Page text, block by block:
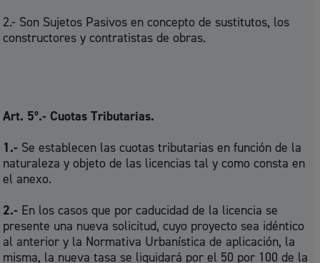
2.- Son Sujetos Pasivos en concepto de sustitutos, los
constructores y contratistas de obras.
Art. 5º.- Cuotas Tributarias.
1.- Se establecen las cuotas tributarias en función de la
naturaleza y objeto de las licencias tal y como consta en
el anexo.
2.- En los casos que por caducidad de la licencia se
presente una nueva solicitud, cuyo proyecto sea idéntico
al anterior y la Normativa Urbanística de aplicación, la
misma, la nueva tasa se liquidará por el 50 por 100 de la